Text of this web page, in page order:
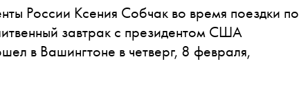
России Ксения Собчак во время поездки по
завтрак с президентом США
в Вашингтоне в четверг, 8 февраля,